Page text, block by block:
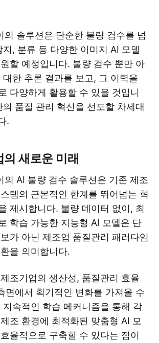
의 솔루션은 단순한 불량 검수를 넘
, 분류 등 다양한 이미지 AI 모델
할 예정입니다. 불량 검수 뿐만 아
대한 추론 결과를 보고, 그 이력을
다양하게 활용할 수 있을 것입니
품질 관리 혁신을 선도할 차세대
.
새로운 미래
의 AI 불량 검수 솔루션은 기존 제조
템의 근본적인 한계를 뛰어넘는 혁
제시합니다. 불량 데이터 없이, 최
학습 가능한 지능형 AI 모델은 단
가 아닌 제조업 품질관리 패러다임
을 의미합니다.
조기업의 생산성, 품질관리 효율
면에서 획기적인 변화를 가져올 수
지속적인 학습 메커니즘을 통해 각
조 환경에 최적화된 맞춤형 AI 모
율적으로 구축할 수 있다는 점이